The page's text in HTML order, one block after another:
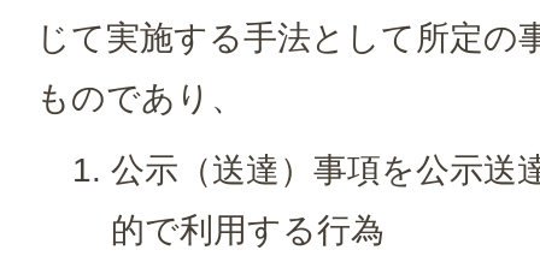
じて実施する手法として所定の
ものであり、
公示（送達）事項を公示送
的で利用する行為